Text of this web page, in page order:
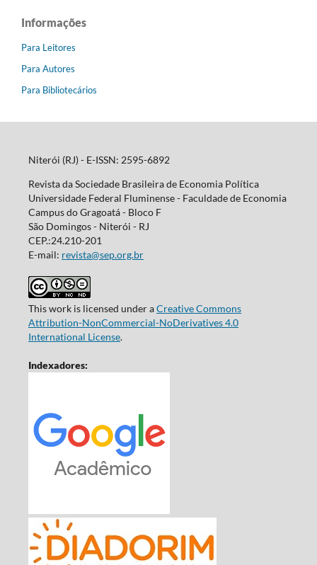
Informações
Para Leitores
Para Autores
Para Bibliotecários
Niterói (RJ) - E-ISSN: 2595-6892
Revista da Sociedade Brasileira de Economia Política
Universidade Federal Fluminense - Faculdade de Economia
Campus do Gragoatá - Bloco F
São Domingos - Niterói - RJ
CEP.:24.210-201
E-mail: revista@sep.org.br
This work is licensed under aCreative Commons
Attribution-NonCommercial-NoDerivatives 4.0
International License.
Indexadores: